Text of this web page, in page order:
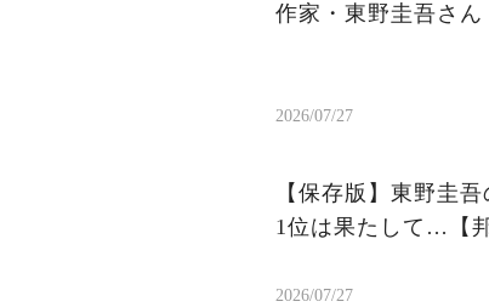
作家・東野圭吾さん
2026/07/27
【保存版】東野圭
1位は果たして…【邦
2026/07/27